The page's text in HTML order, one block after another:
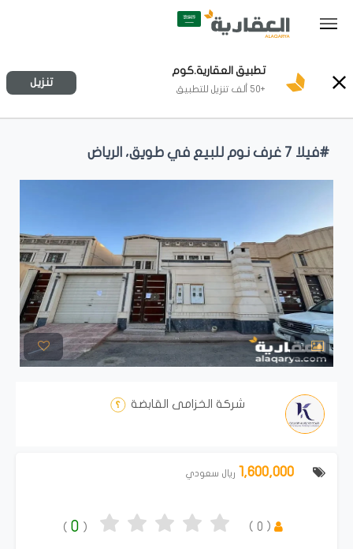
تطبيق العقارية.كوم
+50 ألف تنزيل للتطبيق
تنزيل
#فيلا ٧ غرف نوم للبيع في طويق، الرياض
1
شركة الخزامى القابضة
ريال سعودي
(
0
)
(
0
)